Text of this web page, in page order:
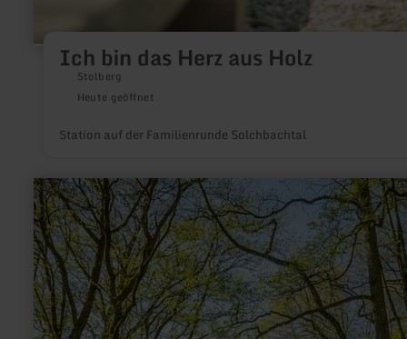
Ich bin das Herz aus Holz
Stolberg
Heute geöffnet
Station auf der Familienrunde Solchbachtal
mehr
erfahren
zu:
Die
Hausweberei
Johnen
–
vom
Heimfleiß
zur
Mechanik